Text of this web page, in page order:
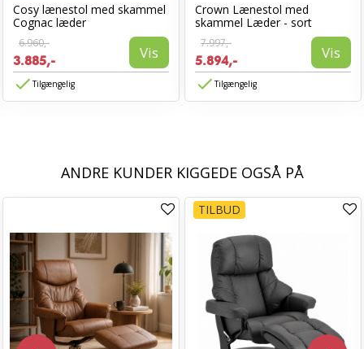
Cosy lænestol med skammel
Cognac læder
6.960,-
3.885,- Vis
Tilgængelig
Crown Lænestol med
skammel Læder - sort
7.997,-
5.894,- Vis
Tilgængelig
ANDRE KUNDER KIGGEDE OGSÅ PÅ
TILBUD